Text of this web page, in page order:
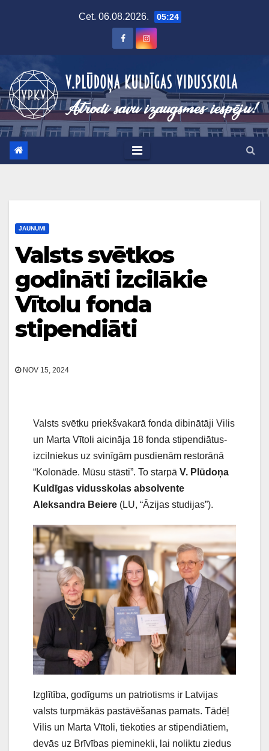
Cet. 06.08.2026. 05:24
JAUNUMI
Valsts svētkos
godināti izcilākie
Vītolu fonda
stipendiāti
NOV 15, 2024
Valsts svētku priekšvakarā fonda dibinātāji Vilis
un Marta Vītoli aicināja 18 fonda stipendiātus-
izcilniekus uz svinīgām pusdienām restorānā
“Kolonāde. Mūsu stāsti”. To starpā V. Plūdoņa
Kuldīgas vidusskolas absolvente
Aleksandra Beiere (LU, “Āzijas studijas”).
Izglītība, godīgums un patriotisms ir Latvijas
valsts turpmākās pastāvēšanas pamats. Tādēļ
Vilis un Marta Vītoli, tiekoties ar stipendiātiem,
devās uz Brīvības pieminekli, lai noliktu ziedus